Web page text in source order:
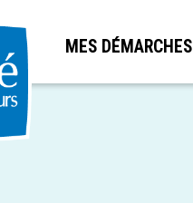
MES DÉMARCHES